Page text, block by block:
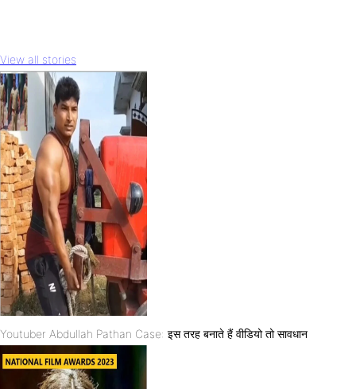
View all stories
Youtuber Abdullah Pathan Case: इस तरह बनाते हैं वीडियो तो सावधान